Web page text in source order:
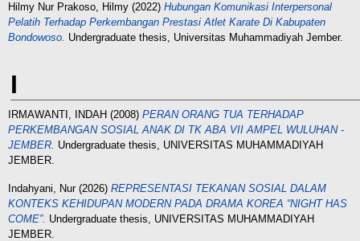
Hilmy Nur Prakoso, Hilmy (2022) Hubungan Komunikasi Interpersonal
Pelatih Terhadap Perkembangan Prestasi Atlet Karate Di Kabupaten
Bondowoso. Undergraduate thesis, Universitas Muhammadiyah Jember.
I
IRMAWANTI, INDAH (2008) PERAN ORANG TUA TERHADAP
PERKEMBANGAN SOSIAL ANAK DI TK ABA VII AMPEL WULUHAN -
JEMBER. Undergraduate thesis, UNIVERSITAS MUHAMMADIYAH
JEMBER.
Indahyani, Nur(2026) REPRESENTASI TEKANAN SOSIAL DALAM
KONTEKS KEHIDUPAN MODERN PADA DRAMA KOREA “NIGHT HAS
COME”. Undergraduate thesis, UNIVERSITAS MUHAMMADIYAH
JEMBER.